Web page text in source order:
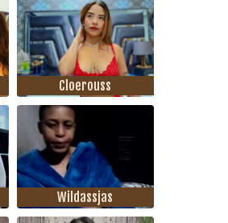
Cloerouss
Wildassjas